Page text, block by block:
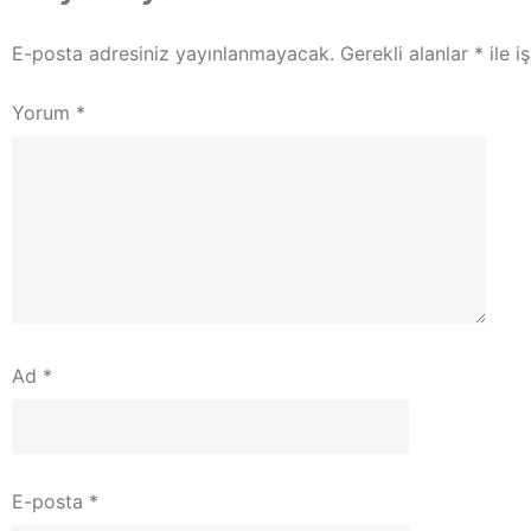
E-posta adresiniz yayınlanmayacak. Gerekli alanlar * ile
Yorum *
Ad *
E-posta *